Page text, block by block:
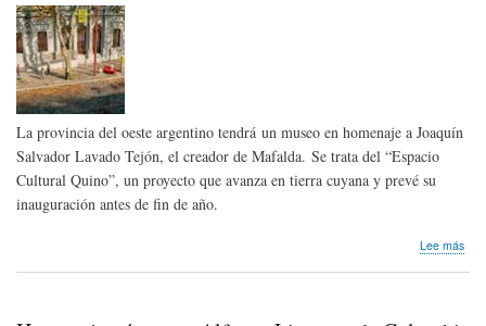
La provincia del oeste argentino tendrá un museo en homenaje a Joaquín
Salvador Lavado Tejón, el creador de Mafalda. Se trata del “Espacio
Cultural Quino”, un proyecto que avanza en tierra cuyana y prevé su
inauguración antes de fin de año.
Lee más